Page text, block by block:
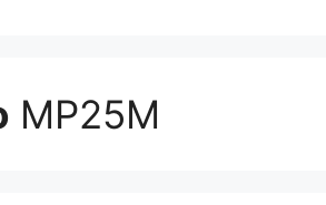
MP25M